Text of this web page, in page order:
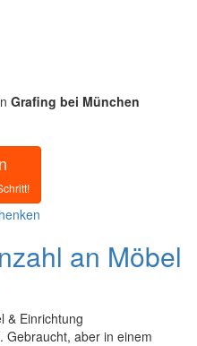
Grafing bei München
an Möbel
& Einrichtung
Gebraucht, aber in einem